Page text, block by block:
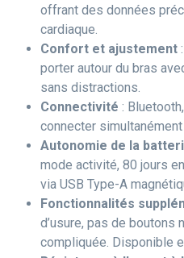
offrant des données
cardiaque.
Confort et ajustement
porter autour du bras
sans distractions.
Connectivité :
connecter simultanément
Autonomie de la
mode activité, 80 jours
via USB Type-A
Fonctionnalités
d’usure, pas de boutons
compliquée. Disponible